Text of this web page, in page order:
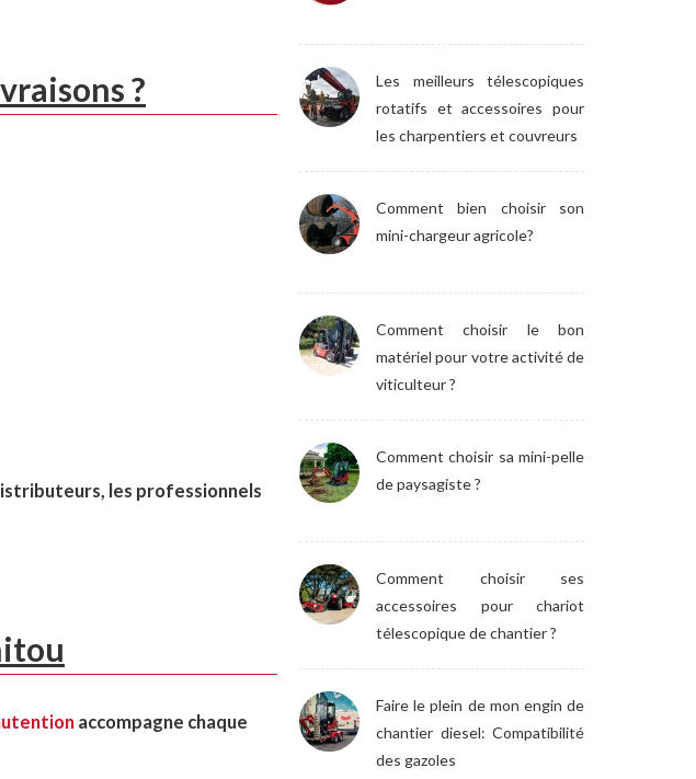
?
les professionnels
accompagne chaque
Les meilleurs télescopiques
rotatifs et accessoires pour
les charpentiers et couvreurs
Comment bien choisir son
mini-chargeur agricole?
Comment choisir le bon
matériel pour votre activité de
viticulteur ?
Comment choisir sa mini-pelle
de paysagiste ?
Comment choisir ses
accessoires pour chariot
télescopique de chantier ?
Faire le plein de mon engin de
chantier diesel: Compatibilité
des gazoles